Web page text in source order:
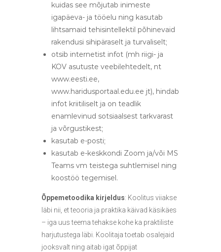
kuidas see mõjutab inimeste
igapäeva- ja tööelu ning kasutab
lihtsamaid tehisintellektil põhinevaid
rakendusi sihipäraselt ja turvaliselt;
otsib internetist infot (mh riigi- ja
KOV asutuste veebilehtedelt, nt
www.eesti.ee,
www.haridusportaal.edu.ee jt), hindab
infot kriitiliselt ja on teadlik
enamlevinud sotsiaalsest tarkvarast
ja võrgustikest;
kasutab e-posti;
kasutab e-keskkondi Zoom ja/või MS
Teams vm teistega suhtlemisel ning
koostöö tegemisel.
Õppemetoodika kirjeldus: Koolitus viiakse
läbi nii, et teooria ja praktika käivad käsikäes
– iga uus teema tehakse kohe ka praktiliste
harjutustega läbi. Koolitaja toetab osalejaid
jooksvalt ning aitab igat õppijat